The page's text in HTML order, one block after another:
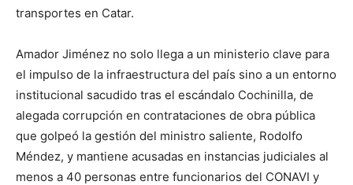
transportes en Catar.
Amador Jiménez no solo llega a un ministerio clave para
el impulso de la infraestructura del país sino a un entorno
institucional sacudido tras el escándalo Cochinilla, de
alegada corrupción en contrataciones de obra pública
que golpeó la gestión del ministro saliente, Rodolfo
Méndez, y mantiene acusadas en instancias judiciales al
menos a 40 personas entre funcionarios del CONAVI y